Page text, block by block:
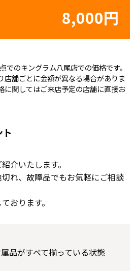
8,000円
のキングラム八尾店での価格です。
店舗ごとに金額が異なる場合がありま
に関してはご来店予定の店舗に直接お
介いたします。
れ、故障品でもお気軽にご相談
おります。
品がすべて揃っている状態